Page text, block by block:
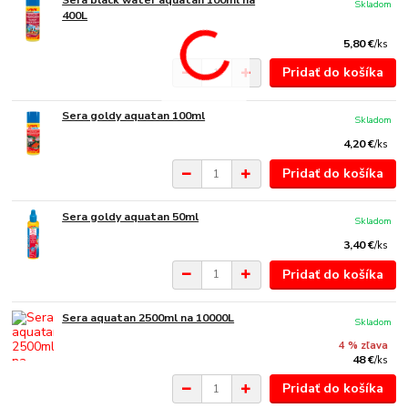
400L
5,80 €/ks
Skladom
Pridať do košíka
Sera goldy aquatan 100ml
4,20 €/ks
Skladom
Pridať do košíka
Sera goldy aquatan 50ml
3,40 €/ks
Skladom
Pridať do košíka
Sera aquatan 2500ml na 10000L
4 % zľava
48 €/ks
Skladom
Pridať do košíka